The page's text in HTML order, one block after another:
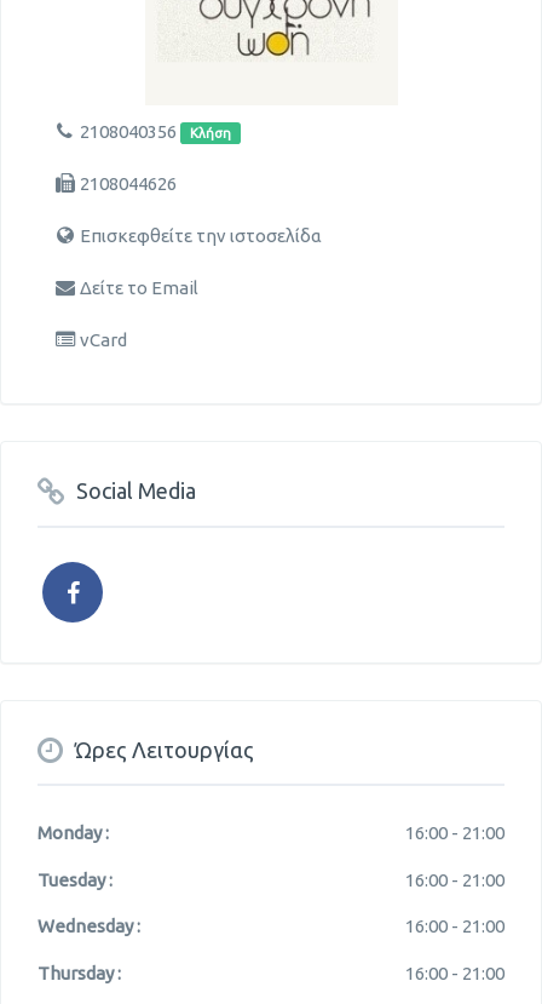
2108040356 Κλήση
2108044626
Επισκεφθείτε την ιστοσελίδα
Δείτε το Email
vCard
Social Media
Ώρες Λειτουργίας
Monday : 16:00 - 21:00
Tuesday : 16:00 - 21:00
Wednesday : 16:00 - 21:00
Thursday : 16:00 - 21:00